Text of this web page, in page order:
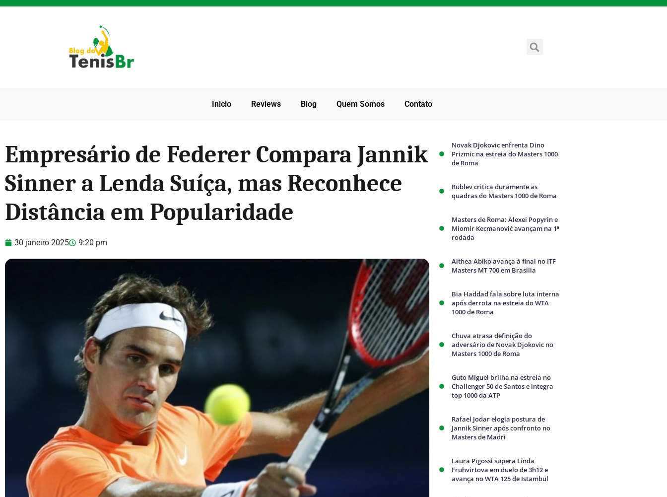
Inicio Reviews Blog Quem Somos Contato
Empresário de Federer Compara Jannik
Sinner a Lenda Suíça, mas Reconhece
Distância em Popularidade
30 janeiro 2025 9:20 pm
Novak Djokovic enfrenta Dino
Prizmic na estreia do Masters 1000
de Roma
Rublev critica duramente as
quadras do Masters 1000 de Roma
Masters de Roma: Alexei Popyrin e
Miomir Kecmanović avançam na 1ª
rodada
Althea Abiko avança à final no ITF
Masters MT 700 em Brasília
Bia Haddad fala sobre luta interna
após derrota na estreia do WTA
1000 de Roma
Chuva atrasa definição do
adversário de Novak Djokovic no
Masters 1000 de Roma
Guto Miguel brilha na estreia no
Challenger 50 de Santos e integra
top 1000 da ATP
Rafael Jodar elogia postura de
Jannik Sinner após confronto no
Masters de Madri
Laura Pigossi supera Linda
Fruhvirtova em duelo de 3h12 e
avança no WTA 125 de Istambul